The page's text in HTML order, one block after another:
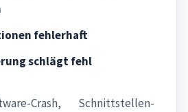
fehlerhaft
schlägt fehl
Crash, Schnittstellen-